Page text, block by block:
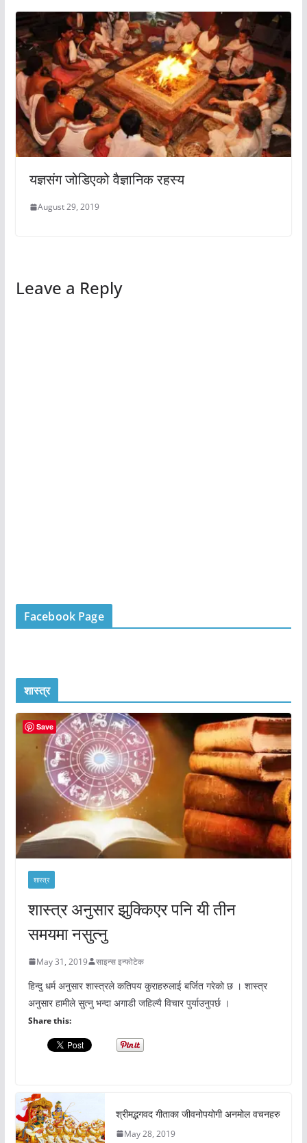
यज्ञसंग जोडिएको वैज्ञानिक रहस्य
August 29, 2019
Leave a Reply
Facebook Page
शास्त्र
शास्त्र
शास्त्र अनुसार झुक्किएर पनि यी तीन
समयमा नसुत्नु
May 31, 2019 साइन्स इन्फोटेक
हिन्दु धर्म अनुसार शास्त्रले कतिपय कुराहरुलाई बर्जित गरेको छ । शास्त्र
अनुसार हामीले सुत्नु भन्दा अगाडी जहिल्यै विचार पुर्याउनुपर्छ ।
Share this:
श्रीमद्भगवद गीताका जीवनोपयोगी अनमोल वचनहरु
May 28, 2019
Save